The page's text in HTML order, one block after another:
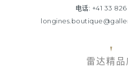
电话: +41 33
雷达精品